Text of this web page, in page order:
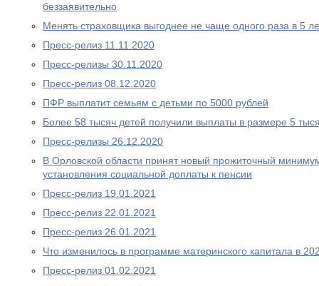
беззаявительно
Менять страховщика выгоднее не чаще одного раза в 5
Пресс-релиз 11.11.2020
Пресс-релизы 30.11.2020
Пресс-релиз 08.12.2020
ПФР выплатит семьям с детьми по 5000 рублей
Более 58 тысяч детей получили выплаты в размере 5
Пресс-релизы 26.12.2020
В Орловской области принят новый прожиточный
установления социальной доплаты к пенсии
Пресс-релиз 19.01.2021
Пресс-релиз 22.01.2021
Пресс-релиз 26.01.2021
Что изменилось в программе материнского капитала в
Пресс-релиз 01.02.2021